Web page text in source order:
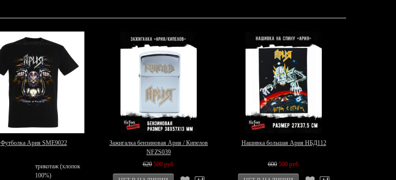
Футболка Ария SME9022
трикотаж (хлопок
100%)
Зажигалка бензиновая Ария / Кипелов
NFZS039
620 500 руб.
Нашивка большая Ария НБД112
600 500 руб.